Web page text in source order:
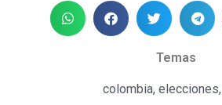
Temas
colombia, elecciones,